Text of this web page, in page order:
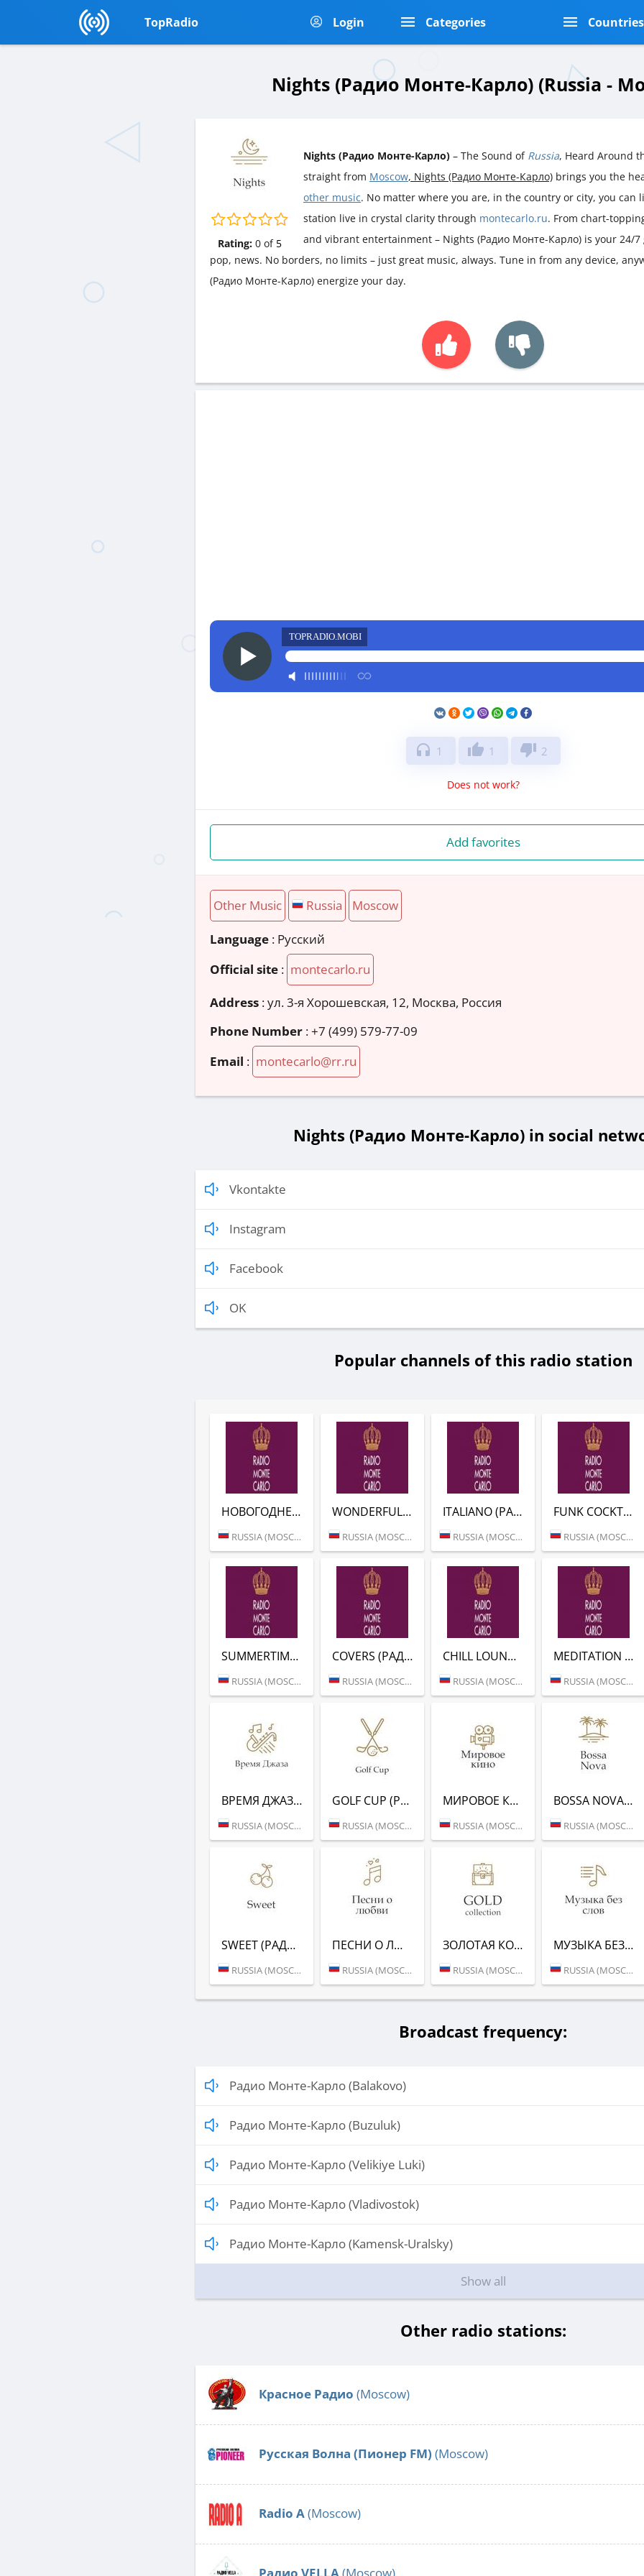
TopRadio Login Categories Countries
Nights (Радио Монте-Карло) (Russia -
Rating: 0of 5
Nights (Радио Монте-Карло) – The Sound of Russia, Heard Around
straight from Moscow, Nights (Радио Монте-Карло) brings you the
other music. No matter where you are, in the country or city, you can
station live in crystal clarity through montecarlo.ru. From chart-
and vibrant entertainment – Nights (Радио Монте-Карло) is your 24/
pop, news. No borders, no limits – just great music, always. Tune in from any device,
(Радио Монте-Карло) energize your day.
TOPRADIO.MOBI
headphones 1 thumb_up 1 thumb_down 2
Does not work?
Add favorites
Other Music Russia Moscow
Language : Русский
Official site : montecarlo.ru
Address :ул. 3-я Хорошевская, 12, Москва, Россия
Phone Number :+7 (499) 579-77-09
Email : montecarlo@rr.ru
Nights (Радио Монте-Карло) in social
Vkontakte
Instagram
Facebook
OK
Popular channels of this radio station
НОВОГОДНЕЕ (РАДИО МОНТЕ-КАРЛО)
RUSSIA (MOSCOW)
WONDERFUL BLUES (РАДИО МОНТЕ-КАРЛО)
RUSSIA (MOSCOW)
ITALIANO (РАДИО МОНТЕ-КАРЛО)
RUSSIA (MOSCOW)
FUNK COCKTAIL (РАДИО МОНТЕ-КАРЛО)
RUSSIA (MOSCOW)
SUMMERTIME (РАДИО МОНТЕ-КАРЛО)
RUSSIA (MOSCOW)
СOVERS (РАДИО МОНТЕ-КАРЛО)
RUSSIA (MOSCOW)
CHILL LOUNGE (РАДИО МОНТЕ-КАРЛО)
RUSSIA (MOSCOW)
MEDITATION (РАДИО МОНТЕ-КАРЛО)
RUSSIA (MOSCOW)
ВРЕМЯ ДЖАЗА (РАДИО МОНТЕ-КАРЛО)
RUSSIA (MOSCOW)
GOLF CUP (РАДИО МОНТЕ-КАРЛО)
RUSSIA (MOSCOW)
МИРОВОЕ КИНО (РАДИО МОНТЕ-КАРЛО)
RUSSIA (MOSCOW)
BOSSA NOVA (РАДИО МОНТЕ-КАРЛО)
RUSSIA (MOSCOW)
SWEET (РАДИО МОНТЕ-КАРЛО)
RUSSIA (MOSCOW)
ПЕСНИ О ЛЮБВИ (РАДИО МОНТЕ-КАРЛО)
RUSSIA (MOSCOW)
ЗОЛОТАЯ КОЛЛЕКЦИЯ (РАДИО МОНТЕ-КАРЛО)
RUSSIA (MOSCOW)
МУЗЫКА БЕЗ СЛОВ (РАДИО МОНТЕ-КАРЛО)
RUSSIA (MOSCOW)
Broadcast frequency:
Радио Монте-Карло (Balakovo)
Радио Монте-Карло (Buzuluk)
Радио Монте-Карло (Velikiye Luki)
Радио Монте-Карло (Vladivostok)
Радио Монте-Карло (Kamensk-Uralsky)
Show all
Other radio stations:
Красное Радио (Moscow)
Русская Волна (Пионер FM) (Moscow)
Radio А(Moscow)